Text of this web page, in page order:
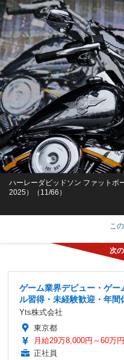
ハーレーダビッドソン ファットボ
2025）（11/66）
こ
ゲーム業界デビュー・ゲー
ル習得・未経験歓迎・年間
Yts株式会社
東京都
月給29万8,000円～60万円
正社員